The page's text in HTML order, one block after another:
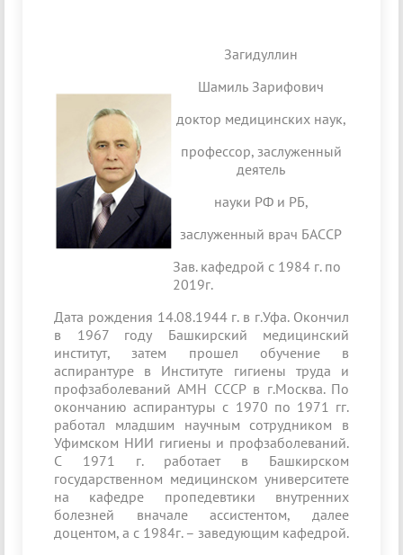
Загидуллин
Шамиль Зарифович
доктор медицинских наук,
профессор, заслуженный
деятель
науки РФ и РБ,
заслуженный врач БАССР
Зав. кафедрой с 1984 г. по
2019г.
Дата рождения 14.08.1944 г. в г.Уфа. Окончил
в 1967 году Башкирский медицинский
институт, затем прошел обучение в
аспирантуре в Институте гигиены труда и
профзаболеваний АМН СССР в г.Москва. По
окончанию аспирантуры с 1970 по 1971 гг.
работал младшим научным сотрудником в
Уфимском НИИ гигиены и профзаболеваний.
С 1971 г. работает в Башкирском
государственном медицинском университете
на кафедре пропедевтики внутренних
болезней вначале ассистентом, далее
доцентом, а с 1984г. – заведующим кафедрой.